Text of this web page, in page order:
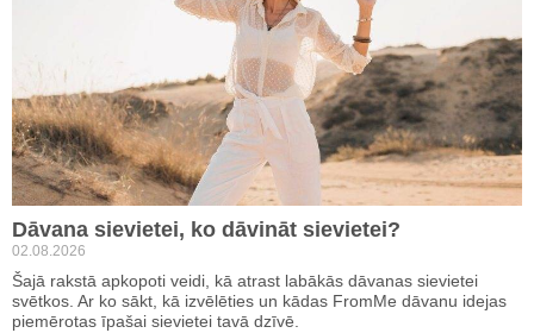
Dāvana sievietei, ko dāvināt sievietei?
02.08.2026
Šajā rakstā apkopoti veidi, kā atrast labākās dāvanas sievietei
svētkos. Ar ko sākt, kā izvēlēties un kādas FromMe dāvanu idejas
piemērotas īpašai sievietei tavā dzīvē.